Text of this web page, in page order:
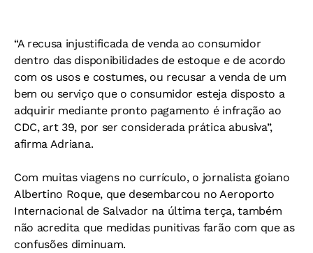
“A recusa injustificada de venda ao consumidor
dentro das disponibilidades de estoque e de acordo
com os usos e costumes, ou recusar a venda de um
bem ou serviço que o consumidor esteja disposto a
adquirir mediante pronto pagamento é infração ao
CDC, art 39, por ser considerada prática abusiva”,
afirma Adriana.
Com muitas viagens no currículo, o jornalista goiano
Albertino Roque, que desembarcou no Aeroporto
Internacional de Salvador na última terça, também
não acredita que medidas punitivas farão com que as
confusões diminuam.